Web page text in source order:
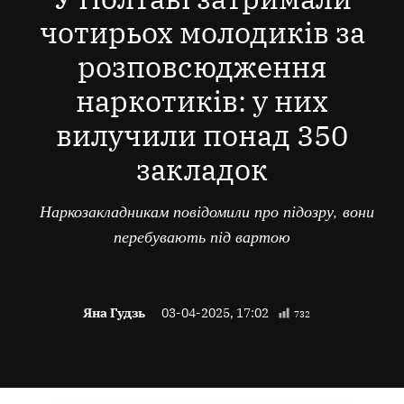
чотирьох молодиків за
розповсюдження
наркотиків: у них
вилучили понад 350
закладок
Наркозакладникам повідомили про підозру, вони
перебувають під вартою
Яна Гудзь 03-04-2025, 17:02 732